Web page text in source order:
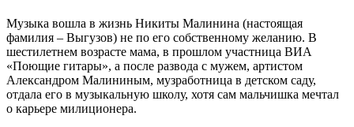
Музыка вошла в жизнь Никиты Малинина (настоящая
фамилия – Выгузов) не по его собственному желанию. В
шестилетнем возрасте мама, в прошлом участница ВИА
«Поющие гитары», а после развода с мужем, артистом
Александром Малининым, музработница в детском саду,
отдала его в музыкальную школу, хотя сам мальчишка мечтал
о карьере милиционера.